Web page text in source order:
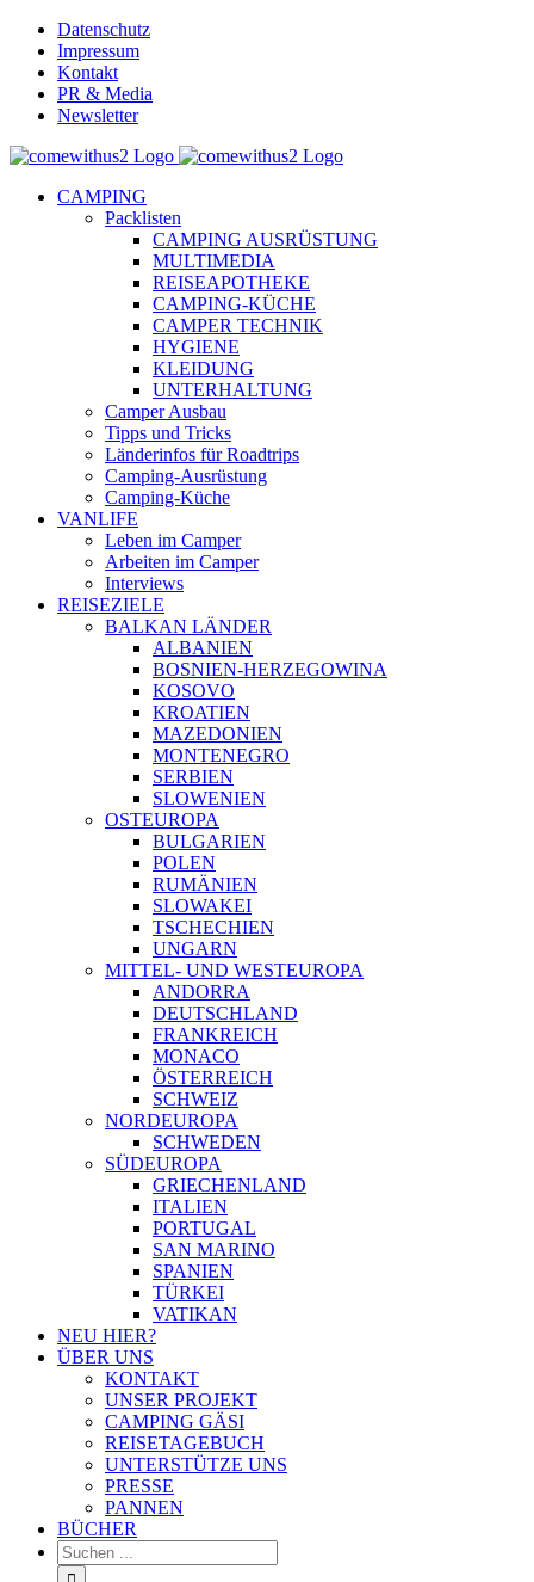
Skip
content
Datenschutz
Impressum
Kontakt
PR & Media
Newsletter
YouTube
Facebook
Twitter
Instagram
Pinterest
Email
CAMPING
Packlisten
CAMPING AUSRÜSTUNG
MULTIMEDIA
REISEAPOTHEKE
CAMPING-KÜCHE
CAMPER TECHNIK
HYGIENE
KLEIDUNG
UNTERHALTUNG
Camper Ausbau
Tipps und Tricks
Länderinfos für Roadtrips
Camping-Ausrüstung
Camping-Küche
VANLIFE
Leben im Camper
Arbeiten im Camper
Interviews
REISEZIELE
BALKAN LÄNDER
ALBANIEN
BOSNIEN-HERZEGOWINA
KOSOVO
KROATIEN
MAZEDONIEN
MONTENEGRO
SERBIEN
SLOWENIEN
OSTEUROPA
BULGARIEN
POLEN
RUMÄNIEN
SLOWAKEI
TSCHECHIEN
UNGARN
MITTEL- UND WESTEUROPA
ANDORRA
DEUTSCHLAND
FRANKREICH
MONACO
ÖSTERREICH
SCHWEIZ
NORDEUROPA
SCHWEDEN
SÜDEUROPA
GRIECHENLAND
ITALIEN
PORTUGAL
SAN MARINO
SPANIEN
TÜRKEI
VATIKAN
NEU HIER?
ÜBER UNS
KONTAKT
UNSER PROJEKT
CAMPING GÄSI
REISETAGEBUCH
UNTERSTÜTZE UNS
PRESSE
PANNEN
BÜCHER
Suche
nach: